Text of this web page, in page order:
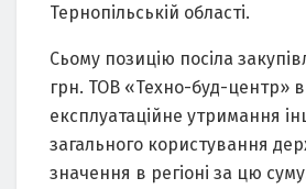
Тернопільській області.
Сьому позицію посіла
грн. ТОВ «Техно-буд-центр»
експлуатаційне утримання
загального користування
значення в регіоні за цю